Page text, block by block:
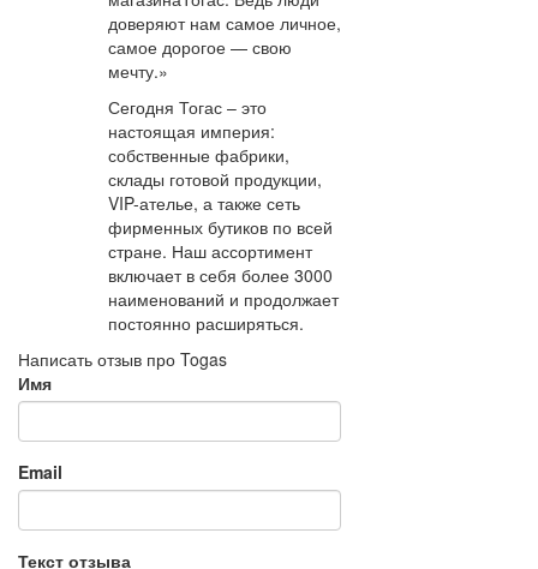
доверяют нам самое личное,
самое дорогое — свою
мечту.»
Сегодня Тогас – это
настоящая империя:
собственные фабрики,
склады готовой продукции,
VIP-ателье, а также сеть
фирменных бутиков по всей
стране. Наш ассортимент
включает в себя более 3000
наименований и продолжает
постоянно расширяться.
Написать отзыв про Togas
Имя
Email
Текст отзыва